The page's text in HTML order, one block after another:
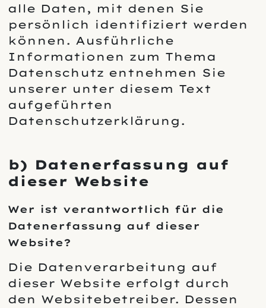
alle Daten, mit denen Sie
persönlich identifiziert werden
können. Ausführliche
Informationen zum Thema
Datenschutz entnehmen Sie
unserer unter diesem Text
aufgeführten
Datenschutzerklärung.
b) Datenerfassung auf
dieser Website
Wer ist verantwortlich für die
Datenerfassung auf dieser
Website?
Die Datenverarbeitung auf
dieser Website erfolgt durch
den Websitebetreiber. Dessen